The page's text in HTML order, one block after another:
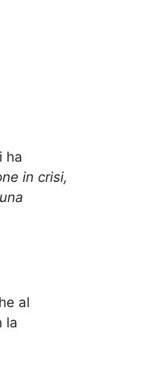
ha
in crisi,
al
la